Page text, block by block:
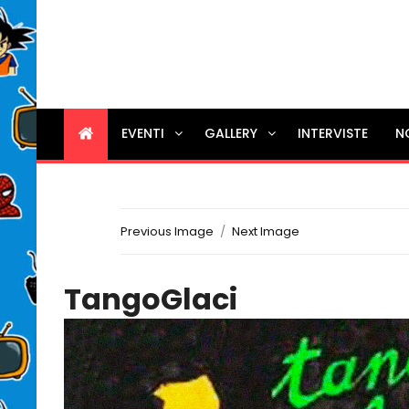
EVENTI GALLERY INTERVISTE
Previous Image Next Image
TangoGlaci